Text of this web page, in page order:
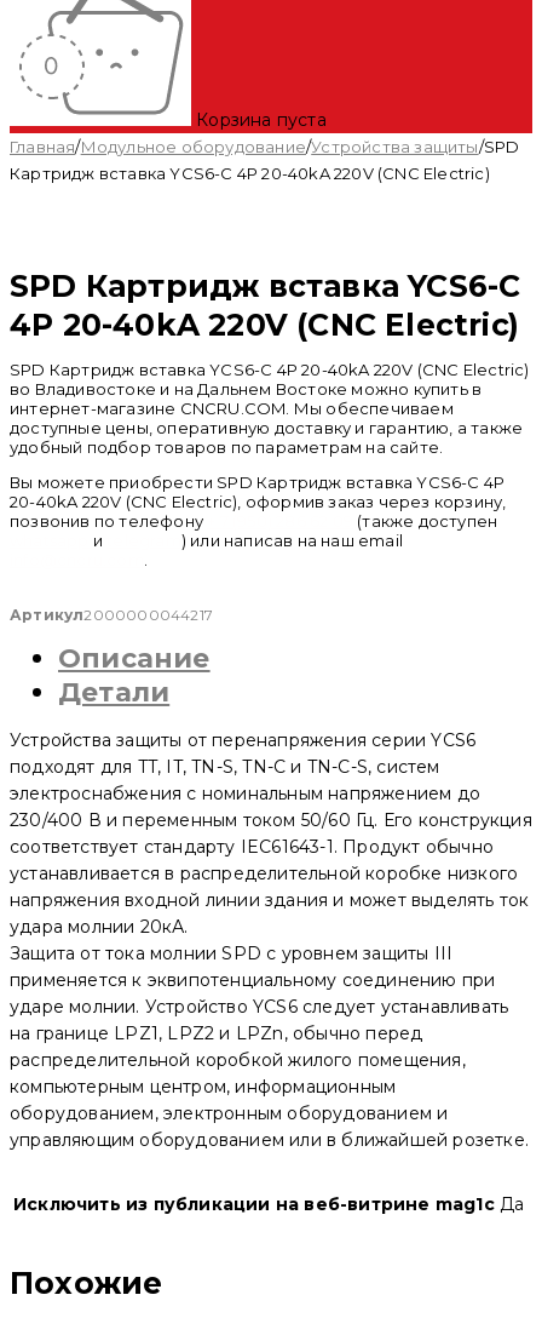
Корзина пуста
Главная/Модульное оборудование/Устройства защиты/SPD
Картридж вставка YCS6-С 4P 20-40kA 220V (CNC Electric)
SPD Картридж вставка YCS6-С
4P 20-40kA 220V (CNC Electric)
SPD Картридж вставка YCS6-С 4P 20-40kA 220V (CNC Electric)
во Владивостоке и на Дальнем Востоке можно купить в
интернет-магазине CNCRU.COM. Мы обеспечиваем
доступные цены, оперативную доставку и гарантию, а также
удобный подбор товаров по параметрам на сайте.
Вы можете приобрести SPD Картридж вставка YCS6-С 4P
20-40kA 220V (CNC Electric), оформив заказ через корзину,
позвонив по телефону
(также доступен
и
) или написав на наш email
Артикул2000000044217
Описание
Детали
Устройства защиты от перенапряжения серии YCS6
подходят для TT, IT, TN-S, TN-C и TN-C-S, систем
электроснабжения с номинальным напряжением до
230/400 В и переменным током 50/60 Гц. Его конструкция
соответствует стандарту IEC61643-1. Продукт обычно
устанавливается в распределительной коробке низкого
напряжения входной линии здания и может выделять ток
удара молнии 20кА.
Защита от тока молнии SPD с уровнем защиты III
применяется к эквипотенциальному соединению при
ударе молнии. Устройство YCS6 следует устанавливать
на границе LPZ1, LPZ2 и LPZn, обычно перед
распределительной коробкой жилого помещения,
компьютерным центром, информационным
оборудованием, электронным оборудованием и
управляющим оборудованием или в ближайшей розетке.
Исключить из публикации на веб-витрине mag1c Да
Похожие